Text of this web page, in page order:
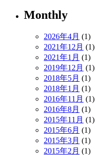
Monthly
2026年4月 (1)
2021年12月 (1)
2021年1月 (1)
2019年12月 (1)
2018年5月 (1)
2018年1月 (1)
2016年11月 (1)
2016年8月 (1)
2015年11月 (1)
2015年6月 (1)
2015年3月 (1)
2015年2月 (1)